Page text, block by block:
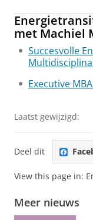
met Machiel
Succesvolle
Executive
Laatst gewijzigd:
Deel dit
View this page in:
Meer nieuws